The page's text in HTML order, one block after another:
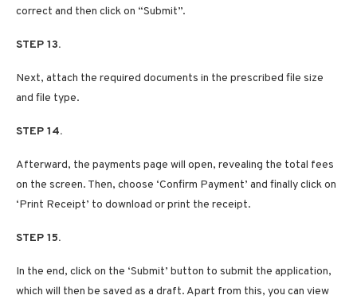
correct and then click on “Submit”.
STEP 13.
Next, attach the required documents in the prescribed file size
and file type.
STEP 14.
Afterward, the payments page will open, revealing the total fees
on the screen. Then, choose ‘Confirm Payment’ and finally click on
‘Print Receipt’ to download or print the receipt.
STEP 15.
In the end, click on the ‘Submit’ button to submit the application,
which will then be saved as a draft. Apart from this, you can view